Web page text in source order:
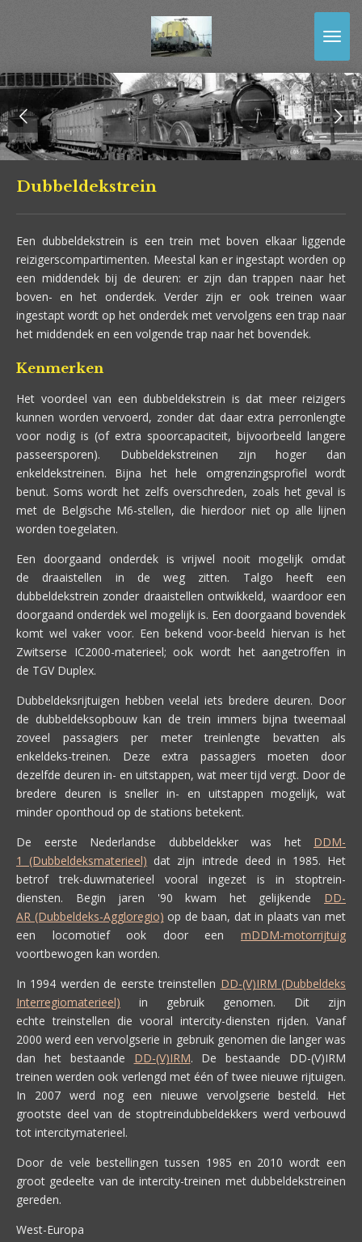
de
hoofdinhoud
Dubbeldekstrein
Een dubbeldekstrein is een trein met boven elkaar liggende
reizigerscompartimenten. Meestal kan er ingestapt worden op
een middendek bij de deuren: er zijn dan trappen naar het
boven- en het onderdek. Verder zijn er ook treinen waar
ingestapt wordt op het onderdek met vervolgens een trap naar
het middendek en een volgende trap naar het bovendek.
Kenmerken
Het voordeel van een dubbeldekstrein is dat meer reizigers
kunnen worden vervoerd, zonder dat daar extra perronlengte
voor nodig is (of extra spoorcapaciteit, bijvoorbeeld langere
passeersporen). Dubbeldekstreinen zijn hoger dan
enkeldekstreinen. Bijna het hele omgrenzingsprofiel wordt
benut. Soms wordt het zelfs overschreden, zoals het geval is
met de Belgische M6-stellen, die hierdoor niet op alle lijnen
worden toegelaten.
Een doorgaand onderdek is vrijwel nooit mogelijk omdat
de draaistellen in de weg zitten. Talgo heeft een
dubbeldekstrein zonder draaistellen ontwikkeld, waardoor een
doorgaand onderdek wel mogelijk is. Een doorgaand bovendek
komt wel vaker voor. Een bekend voor-beeld hiervan is het
Zwitserse IC2000-materieel; ook wordt het aangetroffen in
de TGV Duplex.
Dubbeldeksrijtuigen hebben veelal iets bredere deuren. Door
de dubbeldeksopbouw kan de trein immers bijna tweemaal
zoveel passagiers per meter treinlengte bevatten als
enkeldeks-treinen. Deze extra passagiers moeten door
dezelfde deuren in- en uitstappen, wat meer tijd vergt. Door de
bredere deuren is sneller in- en uitstappen mogelijk, wat
minder oponthoud op de stations betekent.
De eerste Nederlandse dubbeldekker was het DDM-
1 (Dubbeldeksmaterieel) dat zijn intrede deed in 1985. Het
betrof trek-duwmaterieel vooral ingezet is in stoptrein-
diensten. Begin jaren '90 kwam het gelijkende DD-
AR (Dubbeldeks-Aggloregio) op de baan, dat in plaats van met
een locomotief ook door een mDDM-motorrijtuig
voortbewogen kan worden.
In 1994 werden de eerste treinstellen DD-(V)IRM (Dubbeldeks
Interregiomaterieel) in gebruik genomen. Dit zijn
echte treinstellen die vooral intercity-diensten rijden. Vanaf
2000 werd een vervolgserie in gebruik genomen die langer was
dan het bestaande DD-(V)IRM. De bestaande DD-(V)IRM
treinen werden ook verlengd met één of twee nieuwe rijtuigen.
In 2007 werd nog een nieuwe vervolgserie besteld. Het
grootste deel van de stoptreindubbeldekkers werd verbouwd
tot intercitymaterieel.
Door de vele bestellingen tussen 1985 en 2010 wordt een
groot gedeelte van de intercity-treinen met dubbeldekstreinen
gereden.
West-Europa